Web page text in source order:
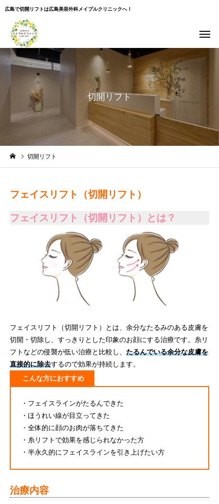
広島で切開リフトは広島美容外科メイプルクリニックへ！
切開リフト
切開リフト
フェイスリフト（切開リフト）
フェイスリフト（切開リフト）とは？
フェイスリフト（切開リフト）とは、余分なたるみのある皮膚を
切開・切除し、すっきりとした印象のお顔にする治療です。糸リ
フトなどの侵襲が低い治療と比較し、 たるんでいる余分な皮膚を
直接的に除去するので効果が持続します。
こんな方におすすめ
・フェイスラインがたるんできた
・ほうれい線が目立ってきた
・全体的に顔のお肉が落ちてきた
・糸リフトで効果を感じられなかった方
・半永久的にフェイスラインを引き上げたい方
治療内容